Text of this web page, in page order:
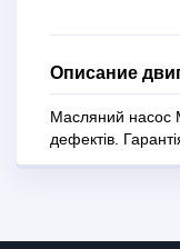
Описание
Масляний насос
дефектів.